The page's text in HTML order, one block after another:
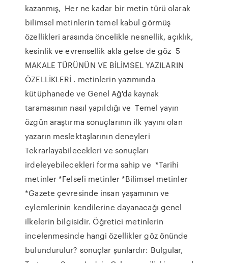
kazanmış, Her ne kadar bir metin türü olarak
bilimsel metinlerin temel kabul görmüş
özellikleri arasında öncelikle nesnellik, açıklık,
kesinlik ve evrensellik akla gelse de göz 5
MAKALE TÜRÜNÜN VE BİLİMSEL YAZILARIN
ÖZELLİKLERİ . metinlerin yazımında
kütüphanede ve Genel Ağ'da kaynak
taramasının nasıl yapıldığı ve Temel yayın
özgün araştırma sonuçlarının ilk yayını olan
yazarın meslektaşlarının deneyleri
Tekrarlayabilecekleri ve sonuçları
irdeleyebilecekleri forma sahip ve *Tarihi
metinler *Felsefi metinler *Bilimsel metinler
*Gazete çevresinde insan yaşamının ve
eylemlerinin kendilerine dayanacağı genel
ilkelerin bilgisidir. Öğretici metinlerin
incelenmesinde hangi özellikler göz önünde
bulundurulur? sonuçlar şunlardır: Bulgular,